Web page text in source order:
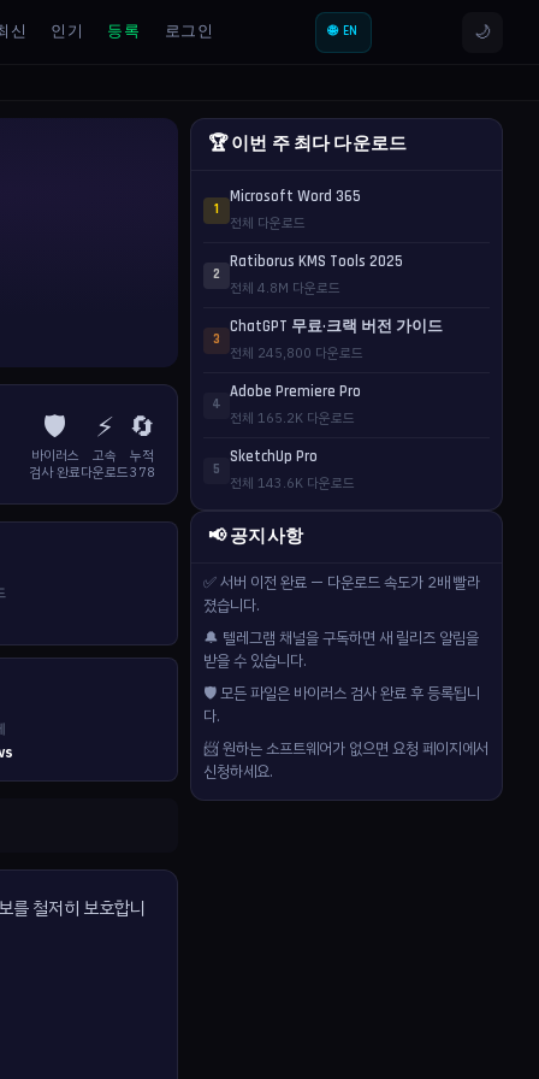
신 인기 등록 로그인 🌐 EN 🌙
🛡️
바이러스
검사 완료
⚡
고속
다운로드
🔄
누적
378
를 철저히 보호합니
🏆 이번 주 최다 다운로드
1
Microsoft Word 365
전체 다운로드
2
Ratiborus KMS Tools 2025
전체 4.8M 다운로드
3
ChatGPT 무료·크랙 버전 가이드
전체 245,800 다운로드
4
Adobe Premiere Pro
전체 165.2K 다운로드
5
SketchUp Pro
전체 143.6K 다운로드
📢 공지사항
✅ 서버 이전 완료 — 다운로드 속도가 2배 빨라
졌습니다.
🔔 텔레그램 채널을 구독하면 새 릴리즈 알림을
받을 수 있습니다.
🛡️ 모든 파일은 바이러스 검사 완료 후 등록됩니
다.
📨 원하는 소프트웨어가 없으면 요청 페이지에서
신청하세요.